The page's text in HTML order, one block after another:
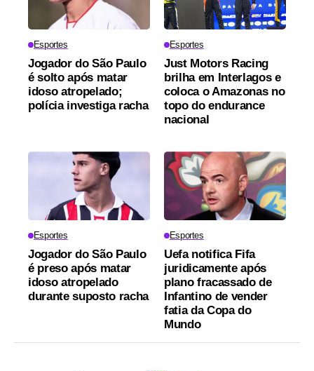
Esportes
Jogador do São Paulo
é solto após matar
idoso atropelado;
polícia investiga racha
Esportes
Just Motors Racing
brilha em Interlagos e
coloca o Amazonas no
topo do endurance
nacional
Esportes
Jogador do São Paulo
é preso após matar
idoso atropelado
durante suposto racha
Esportes
Uefa notifica Fifa
juridicamente após
plano fracassado de
Infantino de vender
fatia da Copa do
Mundo